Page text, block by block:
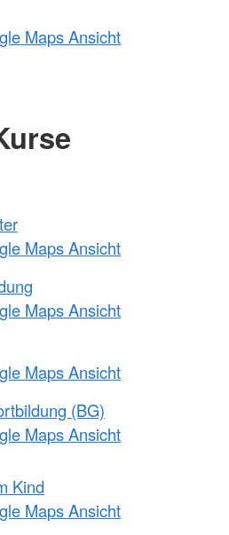
Maps Ansicht
Maps Ansicht
Maps Ansicht
Maps Ansicht
(BG)
Maps Ansicht
Kind
Maps Ansicht